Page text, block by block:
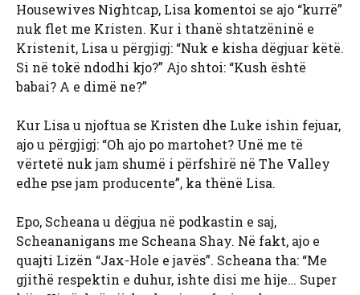
Housewives Nightcap, Lisa komentoi se ajo “kurrë”
nuk flet me Kristen. Kur i thanë shtatzëninë e
Kristenit, Lisa u përgjigj: “Nuk e kisha dëgjuar këtë.
Si në tokë ndodhi kjo?” Ajo shtoi: “Kush është
babai? A e dimë ne?”
Kur Lisa u njoftua se Kristen dhe Luke ishin fejuar,
ajo u përgjigj: “Oh ajo po martohet? Unë me të
vërtetë nuk jam shumë i përfshirë në The Valley
edhe pse jam producente”, ka thënë Lisa.
Epo, Scheana u dëgjua në podkastin e saj,
Scheananigans me Scheana Shay. Në fakt, ajo e
quajti Lizën “Jax-Hole e javës”. Scheana tha: “Me
gjithë respektin e duhur, ishte disi me hije… Super